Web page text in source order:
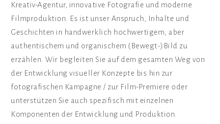
Kreativ-Agentur, innovative Fotografie und moderne
Filmproduktion. Es ist unser Anspruch, Inhalte und
Geschichten in handwerklich hochwertigem, aber
authentischem und organischem (Bewegt-)Bild zu
erzählen. Wir begleiten Sie auf dem gesamten Weg von
der Entwicklung visueller Konzepte bis hin zur
fotografischen Kampagne / zur Film-Premiere oder
unterstützen Sie auch spezifisch mit einzelnen
Komponenten der Entwicklung und Produktion.